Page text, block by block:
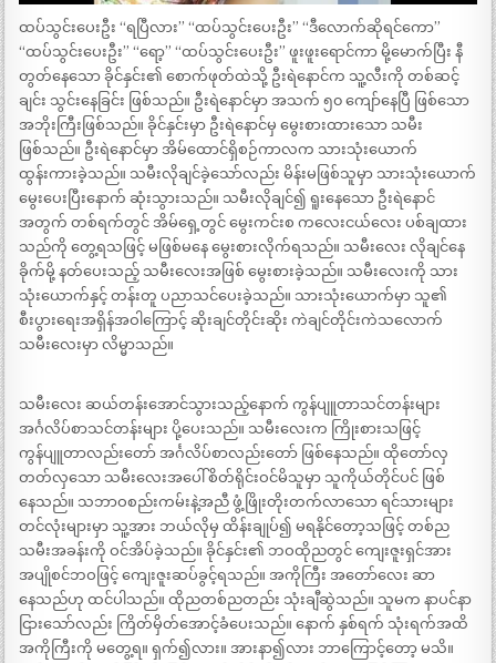
ထပ်သွင်းပေးဦး “ရပြီလား” “ထပ်သွင်းပေးဦး” “ဒီလောက်ဆိုရင်ကော”
“ထပ်သွင်းပေးဦး” “ရော့” “ထပ်သွင်းပေးဦး” ဖူးဖူးရောင်ကာ မို့မောက်ပြီး နီ
တွတ်နေသော ခိုင်နှင်း၏ စောက်ဖုတ်ထဲသို့ ဦးရဲနောင်က သူ့လီးကို တစ်ဆင့်
ချင်း သွင်းနေခြင်း ဖြစ်သည်။ ဦးရဲနောင်မှာ အသက် ၅၀ ကျော်နေပြီ ဖြစ်သော
အဘိုးကြီးဖြစ်သည်။ ခိုင်နှင်းမှာ ဦးရဲနောင်မှ မွေးစားထားသော သမီး
ဖြစ်သည်။ ဦးရဲနောင်မှာ အိမ်ထောင်ရှိစဉ်ကာလက သားသုံးယောက်
ထွန်းကားခဲ့သည်။ သမီးလိုချင်ခဲ့သော်လည်း မိန်းမဖြစ်သူမှာ သားသုံးယောက်
မွေးပေးပြီးနောက် ဆုံးသွားသည်။ သမီးလိုချင်၍ ရူးနေသော ဦးရဲနောင်
အတွက် တစ်ရက်တွင် အိမ်ရှေ့တွင် မွေးကင်းစ ကလေးငယ်လေး ပစ်ချထား
သည်ကို တွေ့ရသဖြင့် မဖြစ်မနေ မွေးစားလိုက်ရသည်။ သမီးလေး လိုချင်နေ
ခိုက်မို့ နတ်ပေးသည့် သမီးလေးအဖြစ် မွေးစားခဲ့သည်။ သမီးလေးကို သား
သုံးယောက်နှင့် တန်းတူ ပညာသင်ပေးခဲ့သည်။ သားသုံးယောက်မှာ သူ၏
စီးပွားရေးအရှိန်အဝါကြောင့် ဆိုးချင်တိုင်းဆိုး ကဲချင်တိုင်းကဲသလောက်
သမီးလေးမှာ လိမ္မာသည်။
သမီးလေး ဆယ်တန်းအောင်သွားသည့်နောက် ကွန်ပျူတာသင်တန်းများ
အင်္ဂလိပ်စာသင်တန်းများ ပို့ပေးသည်။ သမီးလေးက ကြိုးစားသဖြင့်
ကွန်ပျူတာလည်းတော် အင်္ဂလိပ်စာလည်းတော် ဖြစ်နေသည်။ ထိုတော်လှ
တတ်လှသော သမီးလေးအပေါ် စိတ်ရိုင်းဝင်မိသူမှာ သူကိုယ်တိုင်ပင် ဖြစ်
နေသည်။ သဘာဝစည်းကမ်းနဲ့အညီ ဖွံ့ဖြိုးတိုးတက်လာသော ရင်သားများ
တင်လုံးများမှာ သူ့အား ဘယ်လိုမှ ထိန်းချုပ်၍ မရနိုင်တော့သဖြင့် တစ်ည
သမီးအခန်းကို ဝင်အိပ်ခဲ့သည်။ ခိုင်နှင်း၏ ဘဝထိုညတွင် ကျေးဇူးရှင်အား
အပျိုစင်ဘဝဖြင့် ကျေးဇူးဆပ်ခွင့်ရသည်။ အကိုကြီး အတော်လေး ဆာ
နေသည်ဟု ထင်ပါသည်။ ထိုညတစ်ညတည်း သုံးချီဆွဲသည်။ သူမက နာပင်နာ
ငြားသော်လည်း ကြိတ်မှိတ်အောင့်ခံပေးသည်။ နောက် နှစ်ရက် သုံးရက်အထိ
အကိုကြီးကို မတွေ့ရ။ ရှက်၍လား။ အားနာ၍လား ဘာကြောင့်တော့ မသိ။